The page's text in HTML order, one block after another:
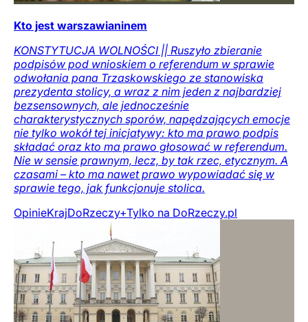
Kto jest warszawianinem
KONSTYTUCJA WOLNOŚCI || Ruszyło zbieranie
podpisów pod wnioskiem o referendum w sprawie
odwołania pana Trzaskowskiego ze stanowiska
prezydenta stolicy, a wraz z nim jeden z najbardziej
bezsensownych, ale jednocześnie
charakterystycznych sporów, napędzających emocje
nie tylko wokół tej inicjatywy: kto ma prawo podpis
składać oraz kto ma prawo głosować w referendum.
Nie w sensie prawnym, lecz, by tak rzec, etycznym. A
czasami – kto ma nawet prawo wypowiadać się w
sprawie tego, jak funkcjonuje stolica.
OpinieKrajDoRzeczy+Tylko na DoRzeczy.pl